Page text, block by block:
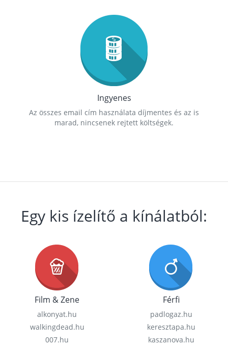
Ingyenes
Az összes email cím használata díjmentes és az is
marad, nincsenek rejtett költségek.
Egy kis ízelítő a kínálatból:
Film & Zene
alkonyat.hu
walkingdead.hu
007.hu
Férfi
padlogaz.hu
keresztapa.hu
kaszanova.hu